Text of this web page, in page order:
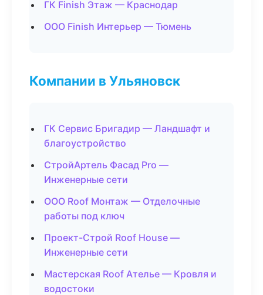
ГК Finish Этаж — Краснодар
ООО Finish Интерьер — Тюмень
Компании в Ульяновск
ГК Сервис Бригадир — Ландшафт и
благоустройство
СтройАртель Фасад Pro —
Инженерные сети
ООО Roof Монтаж — Отделочные
работы под ключ
Проект-Строй Roof House —
Инженерные сети
Мастерская Roof Ателье — Кровля и
водостоки